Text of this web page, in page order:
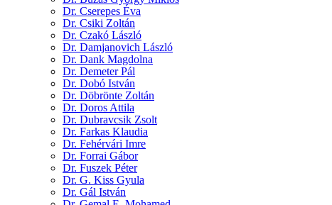
Dr. Cserepes Éva
Dr. Csiki Zoltán
Dr. Czakó László
Dr. Damjanovich László
Dr. Dank Magdolna
Dr. Demeter Pál
Dr. Dobó István
Dr. Döbrönte Zoltán
Dr. Doros Attila
Dr. Dubravcsik Zsolt
Dr. Farkas Klaudia
Dr. Fehérvári Imre
Dr. Forrai Gábor
Dr. Fuszek Péter
Dr. G. Kiss Gyula
Dr. Gál István